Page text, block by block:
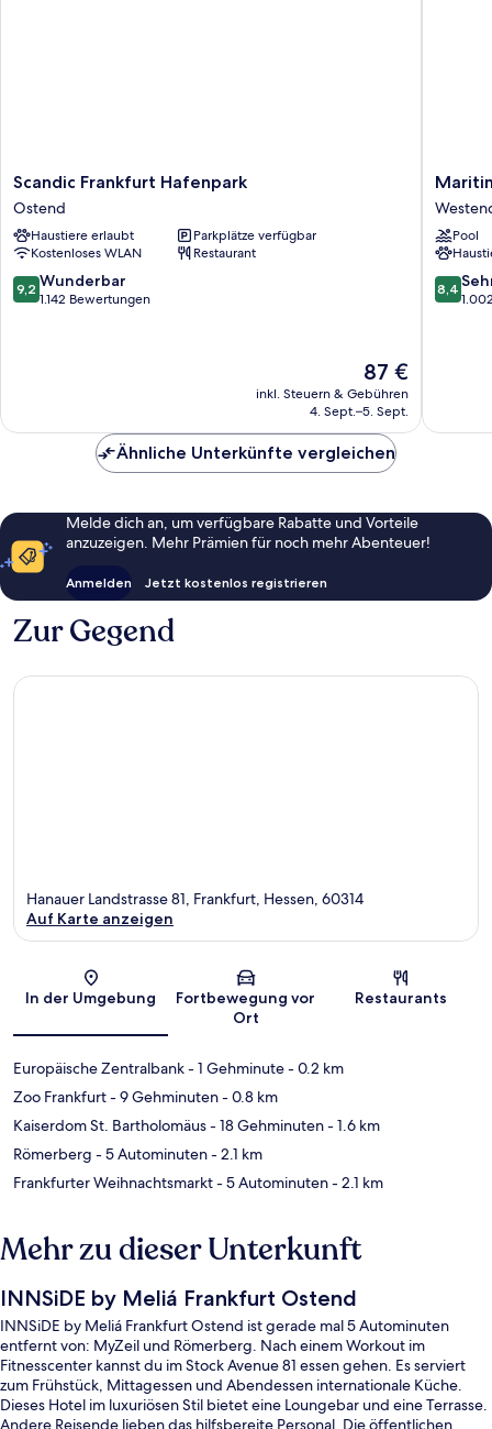
Scandic
Frankfurt
Hafenpark
Ostend
Scandic Frankfurt Hafenpark
Ostend
Haustiere erlaubt
Parkplätze verfügbar
Kostenloses WLAN
Restaurant
9.2
von
9,2 Wunderbar
1.142 Bewertungen
Der
Preis
beträgt
87 €
inkl. Steuern & Gebühren
4. Sept.–5. Sept.
Maritim
Hotel
Süd
Pool
8.4
von
8,4
Ähnliche Unterkünfte vergleichen
Melde dich an, um verfügbare Rabatte und Vorteile
anzuzeigen. Mehr Prämien für noch mehr Abenteuer!
Anmelden Jetzt kostenlos registrieren
Zur Gegend
Karte
Hanauer Landstrasse 81, Frankfurt, Hessen, 60314
Auf Karte anzeigen
In der Umgebung
Fortbewegung vor
Ort
Restaurants
Europäische Zentralbank- 1 Gehminute- 0.2 km
Zoo Frankfurt- 9 Gehminuten- 0.8 km
Kaiserdom St. Bartholomäus- 18 Gehminuten- 1.6 km
Römerberg - 5 Autominuten- 2.1 km
Frankfurter Weihnachtsmarkt- 5 Autominuten- 2.1 km
Mehr zu dieser Unterkunft
INNSiDE by Meliá Frankfurt Ostend
INNSiDE by Meliá Frankfurt Ostend ist gerade mal 5 Autominuten
entfernt von: MyZeil und Römerberg. Nach einem Workout im
Fitnesscenter kannst du im Stock Avenue 81 essen gehen. Es serviert
zum Frühstück, Mittagessen und Abendessen internationale Küche.
Dieses Hotel im luxuriösen Stil bietet eine Loungebar und eine Terrasse.
Andere Reisende lieben das hilfsbereite Personal. Die öffentlichen